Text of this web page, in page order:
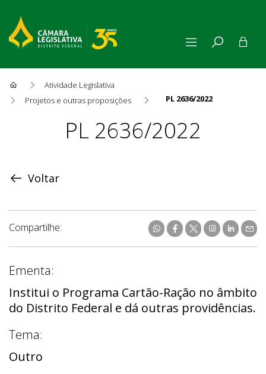
Atividade Legislativa
Projetos e outras proposições
PL 2636/2022
ProposiçãoPL 2636/2022
Voltar
Compartilhe:
Ementa:
Institui o Programa Cartão-Ração no âmbito
do Distrito Federal e dá outras providências.
Tema:
Outro